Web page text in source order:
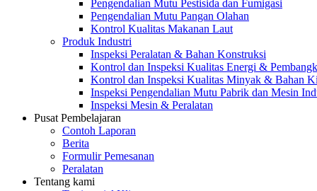
Pengendalian Mutu Pestisida dan Fumigasi
Pengendalian Mutu Pangan Olahan
Kontrol Kualitas Makanan Laut
Produk Industri
Inspeksi Peralatan & Bahan Konstruksi
Kontrol dan Inspeksi Kualitas Energi &
Kontrol dan Inspeksi Kualitas Minyak & Bahan
Inspeksi Pengendalian Mutu Pabrik dan Mesin
Inspeksi Mesin & Peralatan
Pusat Pembelajaran
Contoh Laporan
Berita
Formulir Pemesanan
Peralatan
Tentang kami